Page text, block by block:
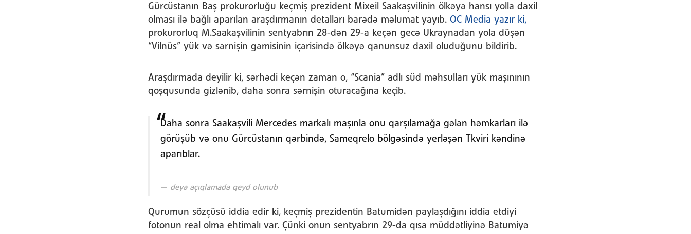
Gürcüstanın Baş prokurorluğu keçmiş prezident Mixeil Saakaşvilinin ölkəyə hansı yolla daxil
olması ilə bağlı aparılan araşdırmanın detalları barədə məlumat yayıb. OC Media yazır ki,
prokurorluq M.Saakaşvilinin sentyabrın 28-dən 29-a keçən gecə Ukraynadan yola düşən
“Vilnüs” yük və sərnişin gəmisinin içərisində ölkəyə qanunsuz daxil oluduğunu bildirib.
Araşdırmada deyilir ki, sərhədi keçən zaman o, “Scania” adlı süd məhsulları yük maşınının
qoşqusunda gizlənib, daha sonra sərnişin oturacağına keçib.
Daha sonra Saakaşvili Mercedes markalı maşınla onu qarşılamağa gələn həmkarları ilə
görüşüb və onu Gürcüstanın qərbində, Sameqrelo bölgəsində yerləşən Tkviri kəndinə
aparıblar.
deyə açıqlamada qeyd olunub
Qurumun sözçüsü iddia edir ki, keçmiş prezidentin Batumidən paylaşdığını iddia etdiyi
fotonun real olma ehtimalı var. Çünki onun sentyabrın 29-da qısa müddətliyinə Batumiyə